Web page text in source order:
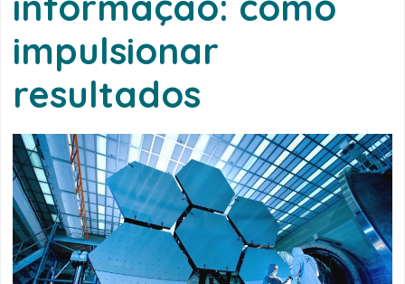
impulsionar
resultados